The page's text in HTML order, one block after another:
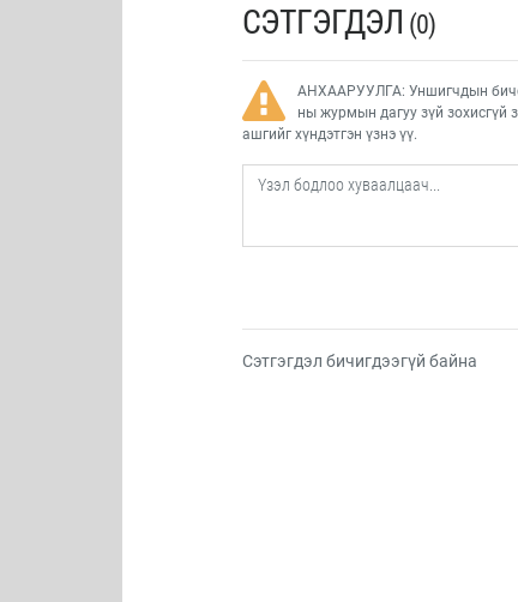
СЭТГЭГДЭЛ (0)
АНХААРУУЛГА: Уншигчдын
ны журмын дагуу зүй зохисгүй
ашгийг хүндэтгэн үзнэ үү.
Сэтгэгдэл бичигдээгүй байна